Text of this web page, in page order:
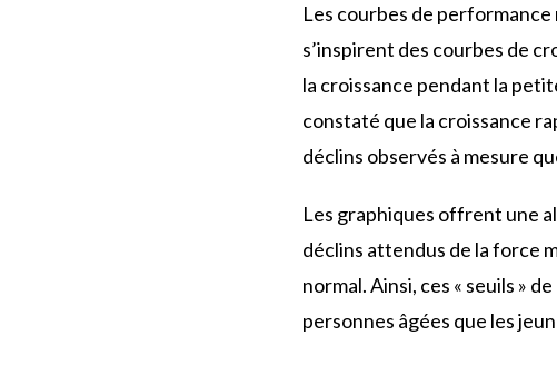
Les courbes de
s’inspirent des courbes de
la croissance pendant la
constaté que la croissance
déclins observés à mesure
Les graphiques offrent une
déclins attendus de la force
normal. Ainsi, ces « seuils »
personnes âgées que les